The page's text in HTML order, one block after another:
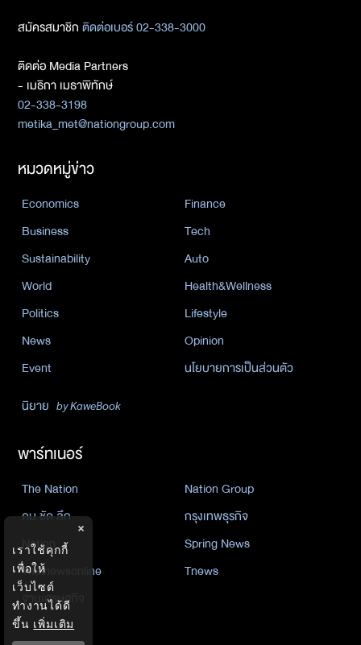
สมัครสมาชิกติดต่อเบอร์ 02-338-3000
ติดต่อ Media Partners
- เมธิกา เมธาพิทักษ์
02-338-3198
metika_met@nationgroup.com
หมวดหมู่ข่าว
Economics
Finance
Business
Tech
Sustainability
Auto
World
Health&Wellness
Politics
Lifestyle
News
Opinion
Event
นโยบายการเป็นส่วนตัว
นิยาย by KaweBook
พาร์ทเนอร์
The Nation
Nation Group
คม ชัด ลึก
กรุงเทพธุรกิจ
Nation
Spring News
Thainewsonline
Tnews
ฐานเศรษฐกิจ
×
เราใช้คุกกี้
เพื่อให้
เว็บไซต์
ทำงานได้ดี
ขึ้น เพิ่มเติม